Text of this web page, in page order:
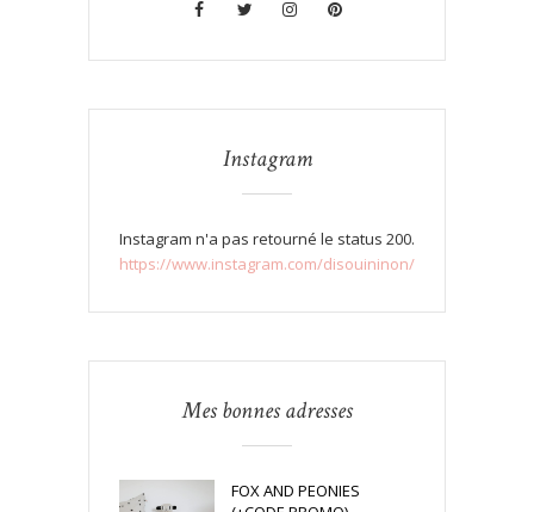
Instagram
Instagram n'a pas retourné le status 200.
https://www.instagram.com/disouininon/
Mes bonnes adresses
FOX AND PEONIES